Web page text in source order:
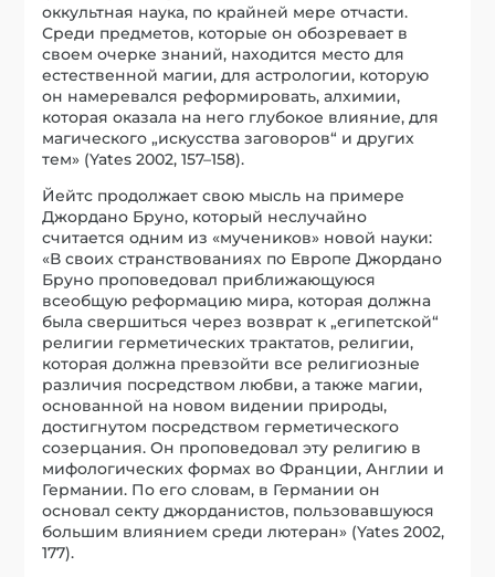
оккультная наука, по крайней мере отчасти.
Среди предметов, которые он обозревает в
своем очерке знаний, находится место для
естественной магии, для астрологии, которую
он намеревался реформировать, алхимии,
которая оказала на него глубокое влияние, для
магического „искусства заговоров“ и других
тем» (Yates 2002, 157–158).
Йейтс продолжает свою мысль на примере
Джордано Бруно, который неслучайно
считается одним из «мучеников» новой науки:
«В своих странствованиях по Европе Джордано
Бруно проповедовал приближающуюся
всеобщую реформацию мира, которая должна
была свершиться через возврат к „египетской“
религии герметических трактатов, религии,
которая должна превзойти все религиозные
различия посредством любви, а также магии,
основанной на новом видении природы,
достигнутом посредством герметического
созерцания. Он проповедовал эту религию в
мифологических формах во Франции, Англии и
Германии. По его словам, в Германии он
основал секту джорданистов, пользовавшуюся
большим влиянием среди лютеран» (Yates 2002,
177).